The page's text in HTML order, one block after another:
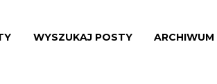
WYSZUKAJ POSTY ARCHIWUM